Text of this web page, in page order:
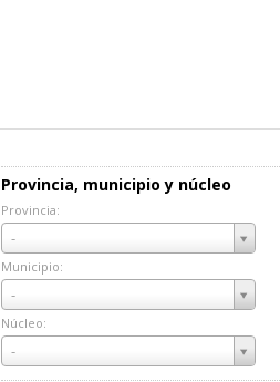
Provincia, municipio y núcleo
Provincia:
-
Provincia:
Municipio:
-
Municipio:
Núcleo:
-
Núcleo: